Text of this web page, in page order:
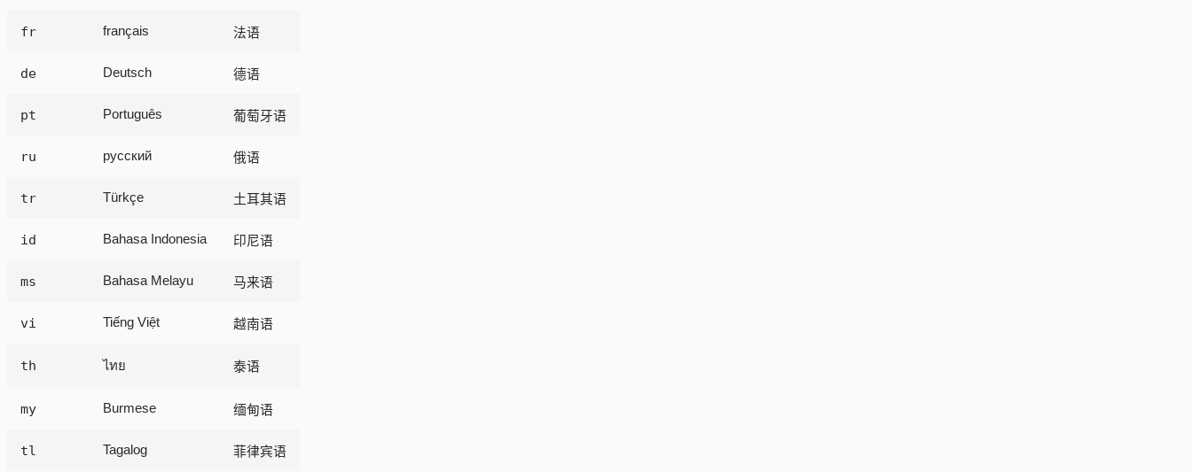
fr français 法语
de Deutsch 德语
pt Português 葡萄牙语
ru русский 俄语
tr Türkçe 土耳其语
id Bahasa Indonesia 印尼语
ms Bahasa Melayu 马来语
vi Tiếng Việt 越南语
th ไทย 泰语
my Burmese 缅甸语
tl Tagalog 菲律宾语